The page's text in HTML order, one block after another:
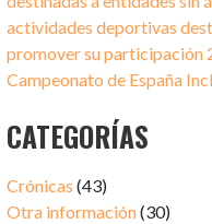
actividades deportivas
promover su participación
Campeonato de España
CATEGORÍAS
Crónicas (43)
Otra información(30)